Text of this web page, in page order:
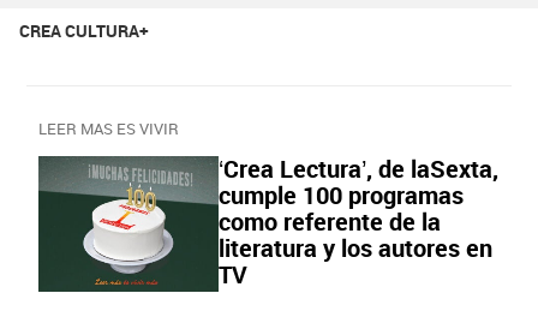
CREA CULTURA+
LEER MAS ES VIVIR
‘Crea Lectura’, de laSexta,
cumple 100 programas
como referente de la
literatura y los autores en
TV